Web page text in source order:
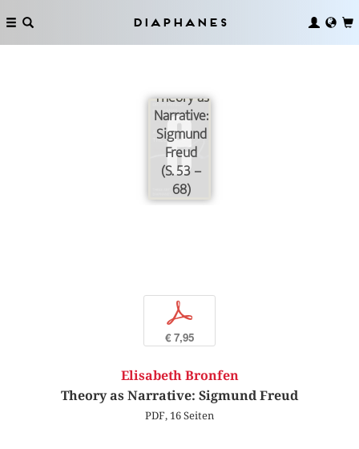
Diaphanes
Theory as
Narrative:
Sigmund
Freud
(S. 53 –
68)
p
€ 7,95
Elisabeth Bronfen
Theory as Narrative: Sigmund Freud
PDF, 16 Seiten